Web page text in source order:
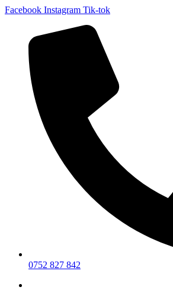
Facebook Instagram Tik-tok
0752 827 842